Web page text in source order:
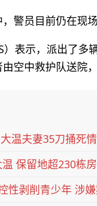
警员目前仍在现
）表示，派出了
空中救护队送院
温夫妻35刀捅死
保留地超230栋
性剥削青少年 涉